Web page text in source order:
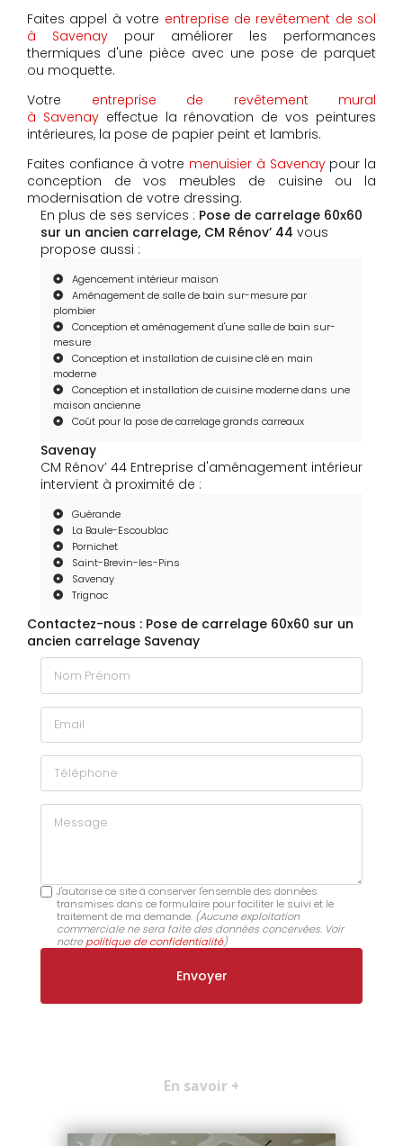
Faites appel à votre entreprise de revêtement de sol
à Savenay pour améliorer les performances
thermiques d'une pièce avec une pose de parquet
ou moquette.
Votre entreprise de revêtement mural
à Savenayeffectue la rénovation de vos peintures
intérieures, la pose de papier peint et lambris.
Faites confiance à votre menuisier à Savenaypour la
conception de vos meubles de cuisine ou la
modernisation de votre dressing.
En plus de ses services : Pose de carrelage 60x60
sur un ancien carrelage, CM Rénov’ 44 vous
propose aussi :
Agencement intérieur maison
Aménagement de salle de bain sur-mesure par
plombier
Conception et aménagement d'une salle de bain sur-
mesure
Conception et installation de cuisine clé en main
moderne
Conception et installation de cuisine moderne dans une
maison ancienne
Coût pour la pose de carrelage grands carreaux
Savenay
CM Rénov’ 44 Entreprise d'aménagement intérieur
intervient à proximité de :
Guérande
La Baule-Escoublac
Pornichet
Saint-Brevin-les-Pins
Savenay
Trignac
Contactez-nous : Pose de carrelage 60x60 sur un
ancien carrelage Savenay
Nom Prénom
Email
Téléphone
Message
J'autorise ce site à conserver l'ensemble des données
transmises dans ce formulaire pour faciliter le suivi et le
traitement de ma demande. (Aucune exploitation
commerciale ne sera faite des données concervées. Voir
notrepolitique de confidentialité)
En savoir +